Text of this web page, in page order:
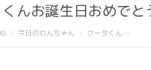
んお誕生日おめで
今日のわんちゃん クータくん…